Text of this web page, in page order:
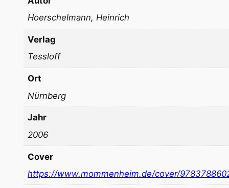
Hoerschelmann, Heinrich
Verlag
Tessloff
Ort
Nürnberg
Jahr
2006
Cover
https://www.mommenheim.de/cover/